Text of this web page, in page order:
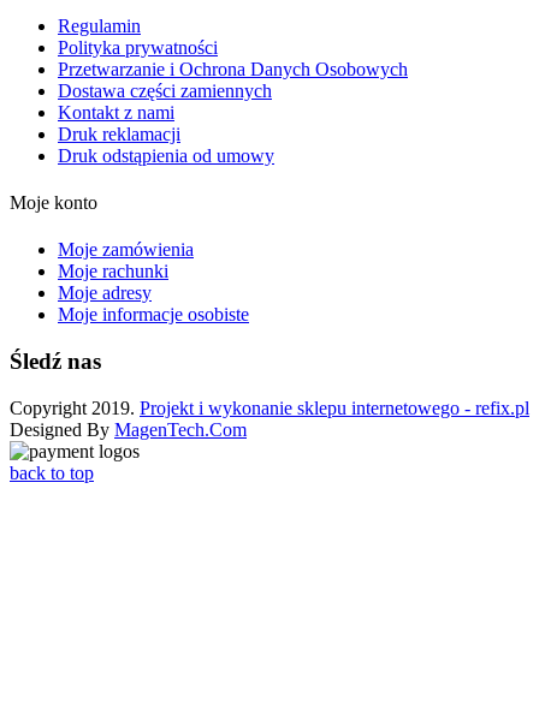
Regulamin
Polityka prywatności
Przetwarzanie i Ochrona Danych Osobowych
Dostawa części zamiennych
Kontakt z nami
Druk reklamacji
Druk odstąpienia od umowy
Moje konto
Moje zamówienia
Moje rachunki
Moje adresy
Moje informacje osobiste
Śledź nas
Copyright 2019. Projekt i wykonanie sklepu internetowego - refix.pl
Designed By MagenTech.Com
back to top